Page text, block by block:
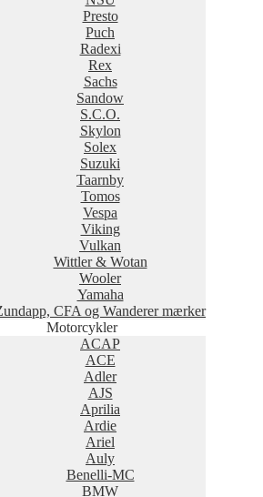
Presto
Puch
Radexi
Rex
Sachs
Sandow
S.C.O.
Skylon
Solex
Suzuki
Taarnby
Tomos
Vespa
Viking
Vulkan
Wittler & Wotan
Wooler
Yamaha
CFA og Wanderer mærker
Motorcykler
ACAP
ACE
Adler
AJS
Aprilia
Ardie
Ariel
Auly
Benelli-MC
BMW